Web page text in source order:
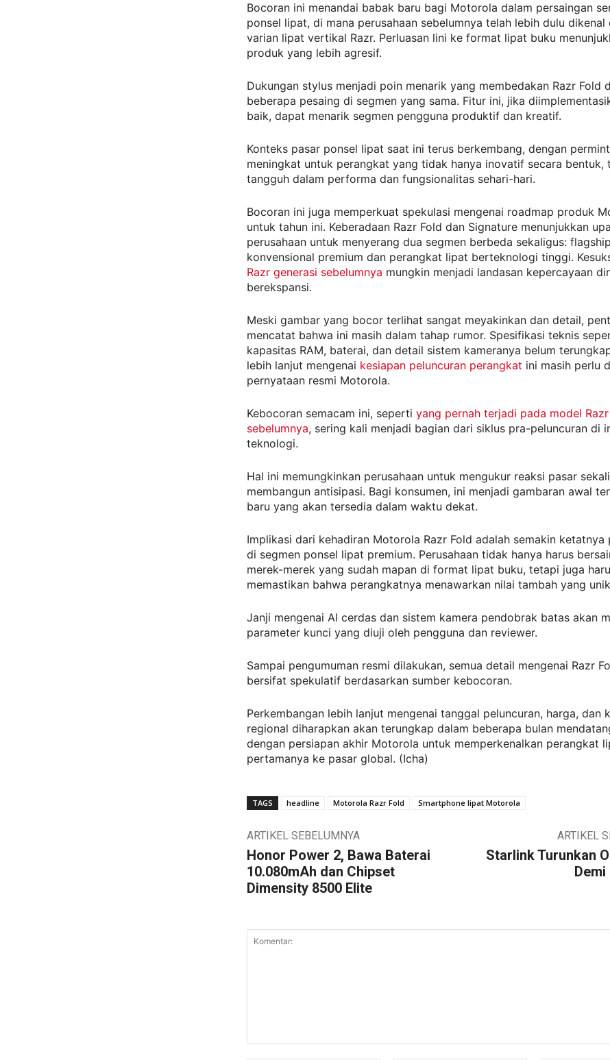
Bocoran ini menandai babak baru bagi Motorola dalam persaingan
ponsel lipat, di mana perusahaan sebelumnya telah lebih dulu dikenal
varian lipat vertikal Razr. Perluasan lini ke format lipat buku
produk yang lebih agresif.
Dukungan stylus menjadi poin menarik yang membedakan Razr Fold
beberapa pesaing di segmen yang sama. Fitur ini, jika
baik, dapat menarik segmen pengguna produktif dan kreatif.
Konteks pasar ponsel lipat saat ini terus berkembang, dengan
meningkat untuk perangkat yang tidak hanya inovatif secara bentuk,
tangguh dalam performa dan fungsionalitas sehari-hari.
Bocoran ini juga memperkuat spekulasi mengenai roadmap produk
untuk tahun ini. Keberadaan Razr Fold dan Signature menunjukkan
perusahaan untuk menyerang dua segmen berbeda sekaligus: flagship
konvensional premium dan perangkat lipat berteknologi tinggi.
Razr generasi sebelumnya mungkin menjadi landasan kepercayaan
berekspansi.
Meski gambar yang bocor terlihat sangat meyakinkan dan detail,
mencatat bahwa ini masih dalam tahap rumor. Spesifikasi teknis
kapasitas RAM, baterai, dan detail sistem kameranya belum
lebih lanjut mengenai kesiapan peluncuran perangkat ini masih perlu
pernyataan resmi Motorola.
Kebocoran semacam ini, seperti yang pernah terjadi pada model Razr
sebelumnya, sering kali menjadi bagian dari siklus pra-peluncuran di
teknologi.
Hal ini memungkinkan perusahaan untuk mengukur reaksi pasar
membangun antisipasi. Bagi konsumen, ini menjadi gambaran awal
baru yang akan tersedia dalam waktu dekat.
Implikasi dari kehadiran Motorola Razr Fold adalah semakin ketatnya
di segmen ponsel lipat premium. Perusahaan tidak hanya harus
merek-merek yang sudah mapan di format lipat buku, tetapi juga
memastikan bahwa perangkatnya menawarkan nilai tambah yang
Janji mengenai AI cerdas dan sistem kamera pendobrak batas akan
parameter kunci yang diuji oleh pengguna dan reviewer.
Sampai pengumuman resmi dilakukan, semua detail mengenai Razr
bersifat spekulatif berdasarkan sumber kebocoran.
Perkembangan lebih lanjut mengenai tanggal peluncuran, harga, dan
regional diharapkan akan terungkap dalam beberapa bulan
dengan persiapan akhir Motorola untuk memperkenalkan perangkat
pertamanya ke pasar global. (Icha)
TAGS headline Motorola Razr Fold Smartphone lipat Motorola
ARTIKEL SEBELUMNYA
Honor Power 2, Bawa Baterai
10.080mAh dan Chipset
Dimensity 8500 Elite
ARTIKEL
Starlink Turunkan
Demi